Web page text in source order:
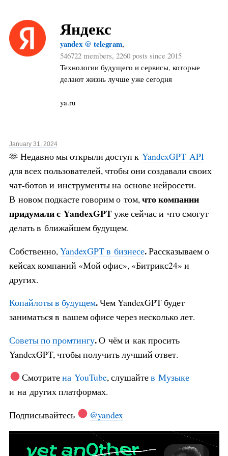
Яндекс
yandex @ telegram,
546722 members, 2260 posts since 2015
Технологии будущего и сервисы, которые
делают жизнь лучше уже сегодня
ya.ru
January 31, 2024
🫶 Недавно мы открыли доступ к YandexGPT API
для всех пользователей, чтобы они создавали своих
чат-ботов и инструменты на основе нейросети.
В новом подкасте говорим о том,что компании
придумали с YandexGPTуже сейчас и что смогут
делать в ближайшем будущем.
Собственно, YandexGPT в бизнесе.Рассказываем о
кейсах компаний «Мой офис», «Битрикс24» и
других.
Копайлоты в будущем.Чем YandexGPT будет
заниматься в вашем офисе через несколько лет.
Советы по промтингу.О чём и как просить
YandexGPT, чтобы получить лучший ответ.
Смотритена YouTube, слушайтев Музыке
и на других платформах.
Подписывайтесь
@yandex